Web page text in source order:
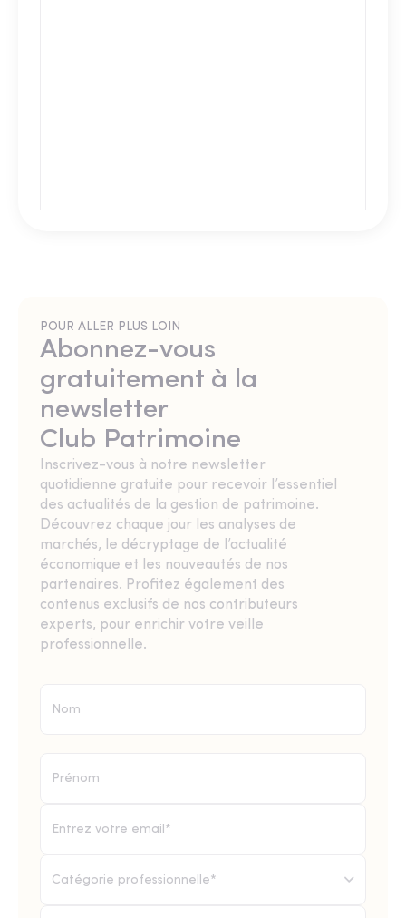
POUR ALLER PLUS LOIN
Abonnez-vous
gratuitement à la
newsletter
Club Patrimoine
Inscrivez-vous à notre newsletter
quotidienne gratuite pour recevoir l’essentiel
des actualités de la gestion de patrimoine.
Découvrez chaque jour les analyses de
marchés, le décryptage de l’actualité
économique et les nouveautés de nos
partenaires. Profitez également des
contenus exclusifs de nos contributeurs
experts, pour enrichir votre veille
professionnelle.
Catégorie professionnelle*